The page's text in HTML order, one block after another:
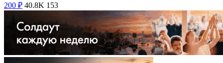
200 ₽ 40.8K 153